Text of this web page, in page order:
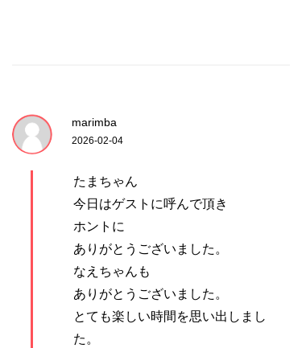
marimba
2026-02-04
たまちゃん
今日はゲストに呼んで頂き
ホントに
ありがとうございました。
なえちゃんも
ありがとうございました。
とても楽しい時間を思い出しまし
た。